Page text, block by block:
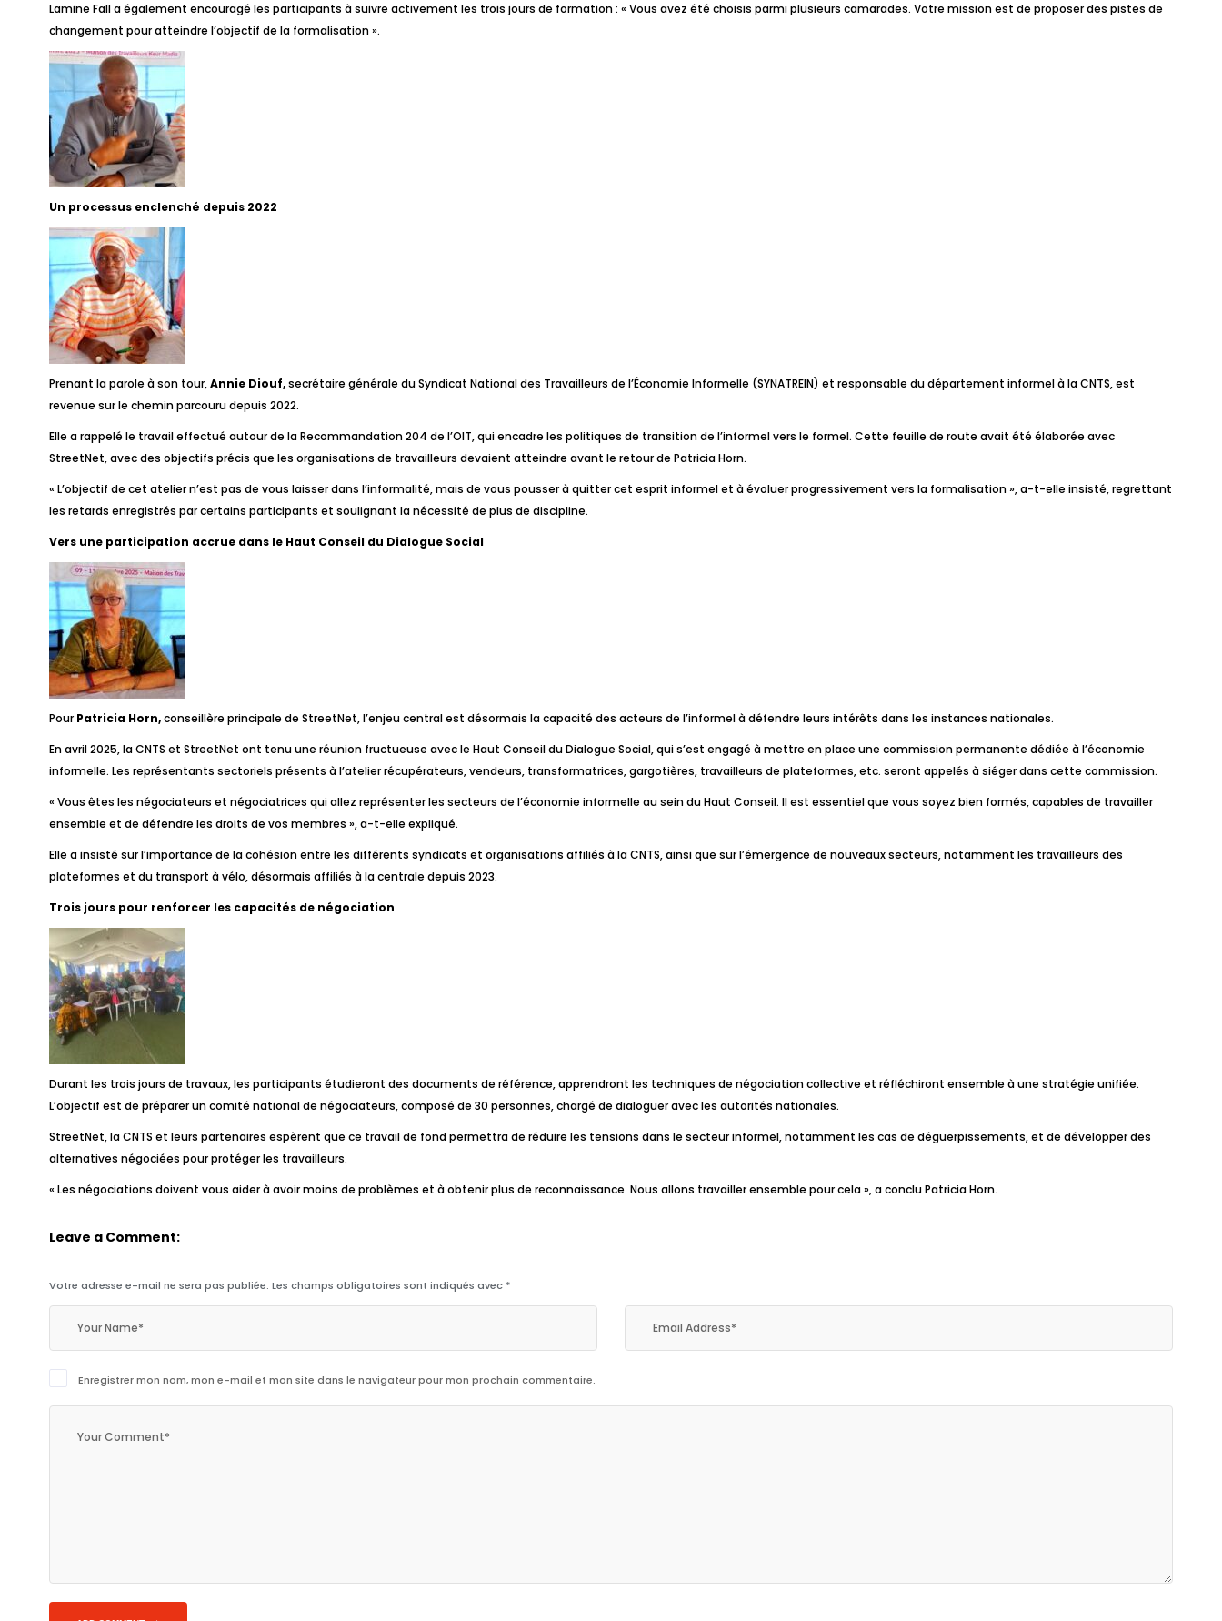
Lamine Fall a également encouragé les participants à suivre activement les trois jours de formation : « Vous avez été choisis parmi plusieurs camarades. Votre mission est de proposer des pistes de
changement pour atteindre l’objectif de la formalisation ».
Un processus enclenché depuis 2022
Prenant la parole à son tour,Annie Diouf,secrétaire générale du Syndicat National des Travailleurs de l’Économie Informelle (SYNATREIN) et responsable du département informel à la CNTS, est
revenue sur le chemin parcouru depuis 2022.
Elle a rappelé le travail effectué autour de la Recommandation 204 de l’OIT, qui encadre les politiques de transition de l’informel vers le formel. Cette feuille de route avait été élaborée avec
StreetNet, avec des objectifs précis que les organisations de travailleurs devaient atteindre avant le retour de Patricia Horn.
« L’objectif de cet atelier n’est pas de vous laisser dans l’informalité, mais de vous pousser à quitter cet esprit informel et à évoluer progressivement vers la formalisation », a-t-elle insisté, regrettant
les retards enregistrés par certains participants et soulignant la nécessité de plus de discipline.
Vers une participation accrue dans le Haut Conseil du Dialogue Social
Pour Patricia Horn,conseillère principale de StreetNet, l’enjeu central est désormais la capacité des acteurs de l’informel à défendre leurs intérêts dans les instances nationales.
En avril 2025, la CNTS et StreetNet ont tenu une réunion fructueuse avec le Haut Conseil du Dialogue Social, qui s’est engagé à mettre en place une commission permanente dédiée à l’économie
informelle. Les représentants sectoriels présents à l’atelier récupérateurs, vendeurs, transformatrices, gargotières, travailleurs de plateformes, etc. seront appelés à siéger dans cette commission.
« Vous êtes les négociateurs et négociatrices qui allez représenter les secteurs de l’économie informelle au sein du Haut Conseil. Il est essentiel que vous soyez bien formés, capables de travailler
ensemble et de défendre les droits de vos membres », a-t-elle expliqué.
Elle a insisté sur l’importance de la cohésion entre les différents syndicats et organisations affiliés à la CNTS, ainsi que sur l’émergence de nouveaux secteurs, notamment les travailleurs des
plateformes et du transport à vélo, désormais affiliés à la centrale depuis 2023.
Trois jours pour renforcer les capacités de négociation
Durant les trois jours de travaux, les participants étudieront des documents de référence, apprendront les techniques de négociation collective et réfléchiront ensemble à une stratégie unifiée.
L’objectif est de préparer un comité national de négociateurs, composé de 30 personnes, chargé de dialoguer avec les autorités nationales.
StreetNet, la CNTS et leurs partenaires espèrent que ce travail de fond permettra de réduire les tensions dans le secteur informel, notamment les cas de déguerpissements, et de développer des
alternatives négociées pour protéger les travailleurs.
« Les négociations doivent vous aider à avoir moins de problèmes et à obtenir plus de reconnaissance. Nous allons travailler ensemble pour cela », a conclu Patricia Horn.
Leave a Comment:
Votre adresse e-mail ne sera pas publiée. Les champs obligatoires sont indiqués avec *
Enregistrer mon nom, mon e-mail et mon site dans le navigateur pour mon prochain commentaire.